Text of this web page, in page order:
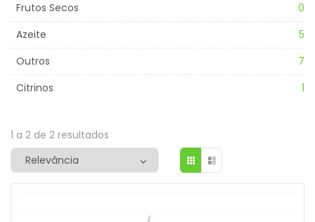
Frutos Secos
0
Azeite
5
Outros
7
Citrinos
1
1 a 2 de 2 resultados